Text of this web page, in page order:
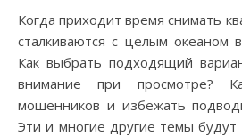
Когда приходит время снимать квартиру, многие из нас
сталкиваются с целым океаном
Как выбрать подходящий
внимание при просмотре?
мошенников и избежать
Эти и многие другие темы